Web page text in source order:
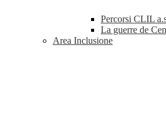
Percorsi CLIL
La guerre de
Area Inclusione